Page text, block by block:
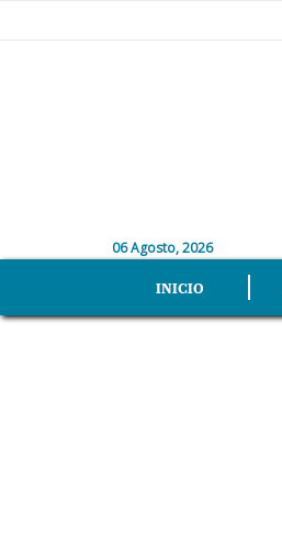
06 Agosto, 2026
INICIO